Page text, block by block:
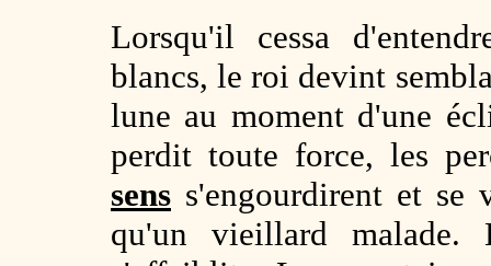
Lorsqu'il cessa
blancs, le roi devint
lune au moment d'une
perdit toute force, les
sens s'engourdirent et
qu'un vieillard